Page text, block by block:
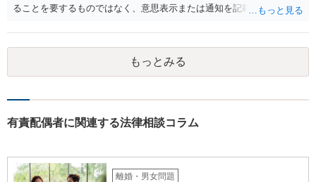
ることを要するものではなく、意思表示または通知を記載した書面
られます（最判昭和43年12月17日）。したがって、相手方の支配圏内
に入っていれば（郵便受けに投函するなど。実際には配達証明などを
つけたほうがよいでしょう。）、時効の完成猶予の効果を享受できる
と考えます。 その結果、催告の時効完成猶予期間の6か月の間に訴訟
もっとみる
有責配偶者に関連する法律相談コラム
離婚・男女問題